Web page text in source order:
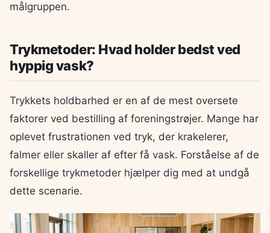
målgruppen.
Trykmetoder: Hvad holder bedst ved
hyppig vask?
Trykkets holdbarhed er en af de mest oversete
faktorer ved bestilling af foreningstrøjer. Mange har
oplevet frustrationen ved tryk, der krakelerer,
falmer eller skaller af efter få vask. Forståelse af de
forskellige trykmetoder hjælper dig med at undgå
dette scenarie.